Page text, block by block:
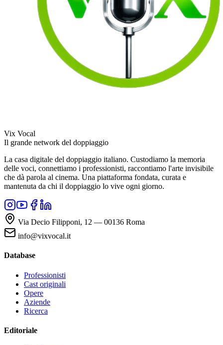
Vix Vocal
Il grande network del doppiaggio
La casa digitale del doppiaggio italiano. Custodiamo la memoria
delle voci, connettiamo i professionisti, raccontiamo l'arte invisibile
che dà parola al cinema. Una piattaforma fondata, curata e
mantenuta da chi il doppiaggio lo vive ogni giorno.
Via Decio Filipponi, 12 — 00136 Roma
info@vixvocal.it
Database
Professionisti
Cast originali
Opere
Aziende
Ricerca
Editoriale